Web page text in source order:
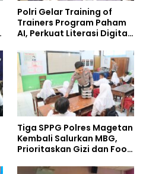
Polri Gelar Training of
Trainers Program Paham
AI, Perkuat Literasi Digital
Tiga SPPG Polres Magetan
Kembali Salurkan MBG,
Prioritaskan Gizi dan Food